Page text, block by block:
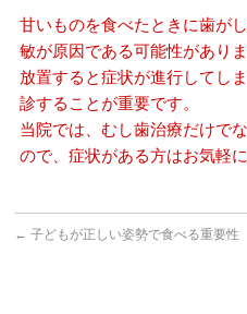
甘いものを食べたときに歯が
敏が原因である可能性がありま
放置すると症状が進行してし
診することが重要です。
当院では、むし歯治療だけで
ので、症状がある方はお気軽
← 子どもが正しい姿勢で食べる重要性